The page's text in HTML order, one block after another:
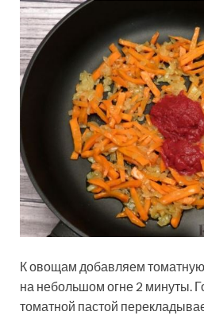
К овощам добавляем
на небольшом огне 2 минуты.
томатной пастой